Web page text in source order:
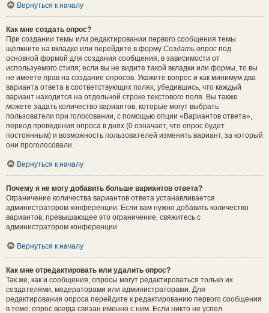
Вернуться к началу
Как мне создать опрос?
При создании темы или редактировании первого сообщения темы
щёлкните на вкладке или перейдите в форму Создать опрос под
основной формой для создания сообщения, в зависимости от
используемого стиля; если вы не видите такой вкладки или формы, то вы
не имеете прав на создание опросов. Укажите вопрос и как минимум два
варианта ответа в соответствующих полях, убедившись, что каждый
вариант находится на отдельной строке текстового поля. Вы также
можете задать количество вариантов, которые могут выбрать
пользователи при голосовании, с помощью опции «Вариантов ответа»,
период проведения опроса в днях (0 означает, что опрос будет
постоянным) и возможность пользователей изменять вариант, за который
они проголосовали.
Вернуться к началу
Почему я не могу добавить больше вариантов ответа?
Ограничение количества вариантов ответа устанавливается
администратором конференции. Если вам нужно добавить количество
вариантов, превышающее это ограничение, свяжитесь с
администратором конференции.
Вернуться к началу
Как мне отредактировать или удалить опрос?
Так же, как и сообщения, опросы могут редактироваться только их
создателями, модераторами или администраторами. Для
редактирования опроса перейдите к редактированию первого сообщения
в теме; опрос всегда связан именно с ним. Если никто не успел